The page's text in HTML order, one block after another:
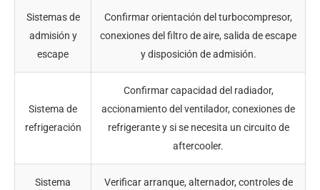
Sistemas de
admisión y
escape
Confirmar orientación del turbocompresor,
conexiones del filtro de aire, salida de escape
y disposición de admisión.
Sistema de
refrigeración
Confirmar capacidad del radiador,
accionamiento del ventilador, conexiones de
refrigerante y si se necesita un circuito de
aftercooler.
Sistema
Verificar arranque, alternador, controles de